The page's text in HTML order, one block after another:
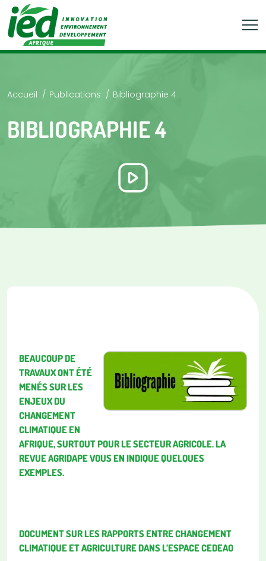
Accueil Publications Bibliographie 4
BIBLIOGRAPHIE 4
BEAUCOUP DE
TRAVAUX ONT ÉTÉ
MENÉS SUR LES
ENJEUX DU
CHANGEMENT
CLIMATIQUE EN
AFRIQUE, SURTOUT POUR LE SECTEUR AGRICOLE. LA
REVUE AGRIDAPE VOUS EN INDIQUE QUELQUES
EXEMPLES.
DOCUMENT SUR LES RAPPORTS ENTRE CHANGEMENT
CLIMATIQUE ET AGRICULTURE DANS L’ESPACE CEDEAO